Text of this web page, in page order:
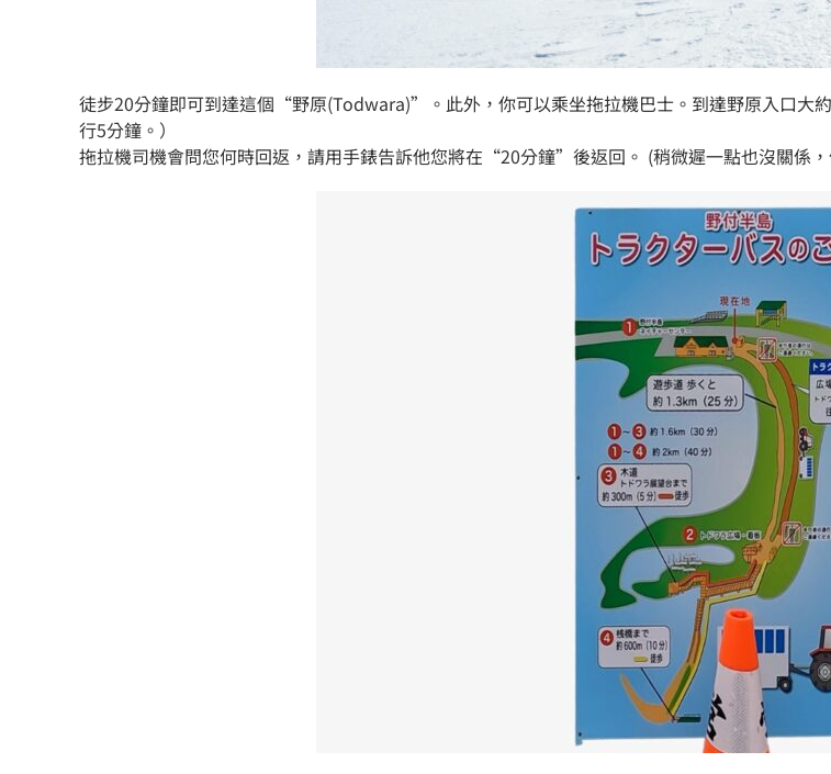
徒步20分鐘即可到達這個“野原(Todwara)”。此外，你可以乘坐拖拉機巴士。到達野原入口大
行5分鐘。）
拖拉機司機會問您何時回返，請用手錶告訴他您將在“20分鐘”後返回。 (稍微遲一點也沒關係